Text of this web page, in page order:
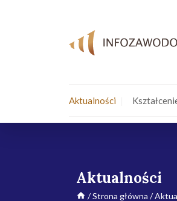
Aktualności
Aktualności
/Strona główna /